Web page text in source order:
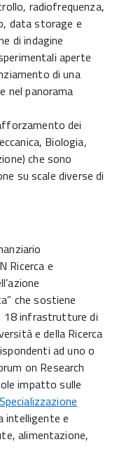
radiofrequenza,
data storage e
di indagine
aperte
di una
nel panorama
dei
Biologia,
che sono
su scale diverse di
Ricerca e
che sostiene
18 infrastrutture di
e della Ricerca
ad uno o
on Research
impatto sulle
intelligente e
alimentazione,